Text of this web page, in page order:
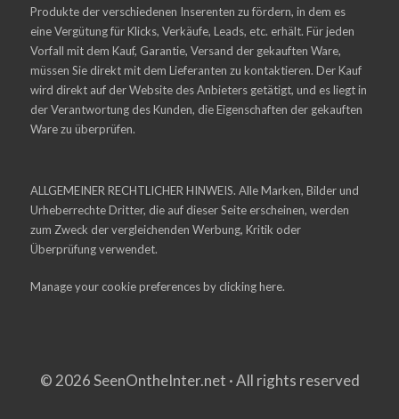
Produkte der verschiedenen Inserenten zu fördern, in dem es
eine Vergütung für Klicks, Verkäufe, Leads, etc. erhält. Für jeden
Vorfall mit dem Kauf, Garantie, Versand der gekauften Ware,
müssen Sie direkt mit dem Lieferanten zu kontaktieren. Der Kauf
wird direkt auf der Website des Anbieters getätigt, und es liegt in
der Verantwortung des Kunden, die Eigenschaften der gekauften
Ware zu überprüfen.
ALLGEMEINER RECHTLICHER HINWEIS. Alle Marken, Bilder und
Urheberrechte Dritter, die auf dieser Seite erscheinen, werden
zum Zweck der vergleichenden Werbung, Kritik oder
Überprüfung verwendet.
Manage your cookie preferences by clicking here.
© 2026 SeenOntheInter.net · All rights reserved